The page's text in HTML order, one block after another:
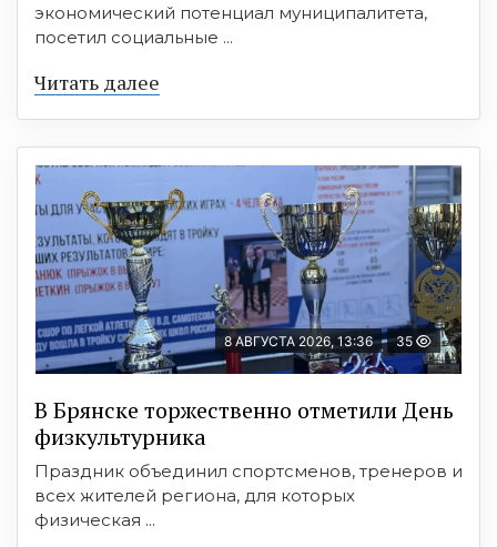
экономический потенциал муниципалитета,
посетил социальные ...
Читать далее
8 АВГУСТА 2026, 13:36 35
В Брянске торжественно отметили День
физкультурника
Праздник объединил спортсменов, тренеров и
всех жителей региона, для которых
физическая ...